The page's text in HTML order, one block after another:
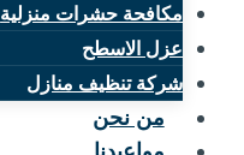
مكافحة حشرات منزلية
عزل الاسطح
شركة تنظيف منازل
من نحن